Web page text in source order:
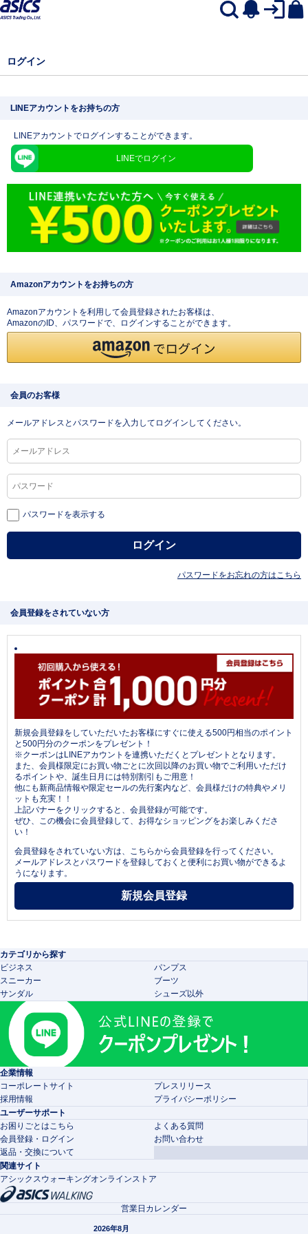
ログイン
LINEアカウントをお持ちの方
LINEアカウントでログインすることができます。
LINEでログイン
Amazonアカウントをお持ちの方
Amazonアカウントを利用して会員登録されたお客様は、
AmazonのID、パスワードで、ログインすることができます。
会員のお客様
メールアドレスとパスワードを入力してログインしてください。
パスワードを表示する
パスワードをお忘れの方はこちら
会員登録をされていない方
新規会員登録をしていただいたお客様にすぐに使える500円相当のポイント
と500円分のクーポンをプレゼント！
※クーポンはLINEアカウントを連携いただくとプレゼントとなります。
また、会員様限定にお買い物ごとに次回以降のお買い物でご利用いただけ
るポイントや、誕生日月には特別割引もご用意！
他にも新商品情報や限定セールの先行案内など、会員様だけの特典やメリ
ットも充実！！
上記バナーをクリックすると、会員登録が可能です。
ぜひ、この機会に会員登録して、お得なショッピングをお楽しみくださ
い！
会員登録をされていない方は、こちらから会員登録を行ってください。
メールアドレスとパスワードを登録しておくと便利にお買い物ができるよ
うになります。
カテゴリから探す
ビジネス
パンプス
スニーカー
ブーツ
サンダル
シューズ以外
企業情報
コーポレートサイト
プレスリリース
採用情報
プライバシーポリシー
ユーザーサポート
お困りごとはこちら
よくある質問
会員登録・ログイン
お問い合わせ
返品・交換について
関連サイト
アシックスウォーキングオンラインストア
営業日カレンダー
2026年8月